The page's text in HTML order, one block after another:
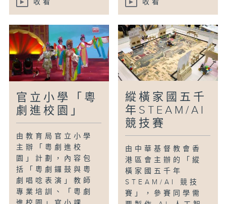
收看 收看
官立小學「粵
劇進校園」
由教育局官立小學
主辦「粵劇進校
園」計劃，內容包
括「粵劇鑼鼓與粵
劇唱唸表演」教師
專業培訓、「粵劇
縱橫家國五千
年STEAM/AI
競技賽
由中華基督教會香
港區會主辦的「縱
橫家國五千年
STEAM/AI 競技
賽」，參賽同學需